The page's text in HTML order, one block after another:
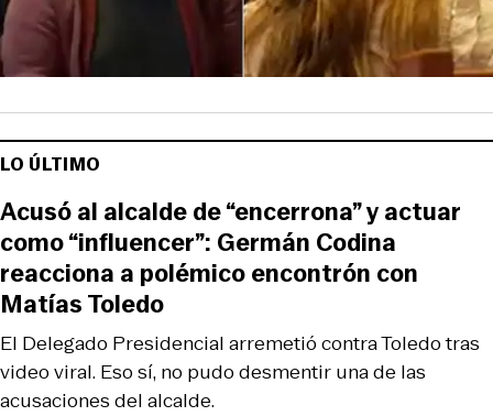
LO ÚLTIMO
El Delegado Presidencial arremetió contra Toledo tras
video viral. Eso sí, no pudo desmentir una de las
acusaciones del alcalde.
Acusó al alcalde de “encerrona” y actuar
como “influencer”: Germán Codina
reacciona a polémico encontrón con
Matías Toledo